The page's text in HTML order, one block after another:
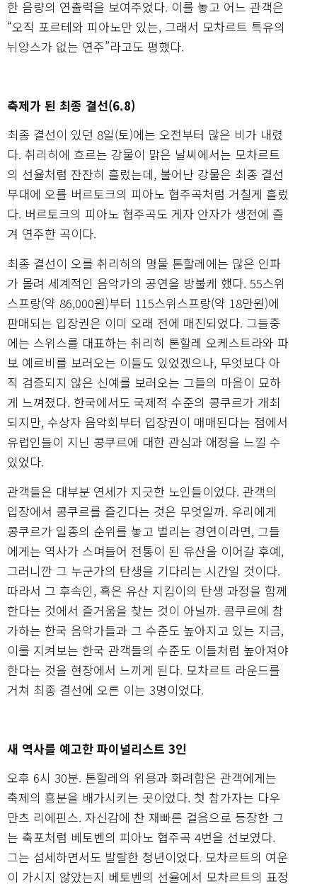
한 음량의 연출력을 보여주었다. 이를 놓고 어느 관객은
“오직 포르테와 피아노만 있는, 그래서 모차르트 특유의
뉘앙스가 없는 연주”라고도 평했다.
축제가 된 최종 결선(6.8)
최종 결선이 있던 8일(토)에는 오전부터 많은 비가 내렸
다. 취리히에 흐르는 강물이 맑은 날씨에서는 모차르트
의 선율처럼 잔잔히 흘렀는데, 불어난 강물은 최종 결선
무대에 오를 버르토크의 피아노 협주곡처럼 거칠게 흘렀
다. 버르토크의 피아노 협주곡도 게자 안자가 생전에 즐
겨 연주한 곡이다.
최종 결선이 오를 취리히의 명물 톤할레에는 많은 인파
가 몰려 세계적인 음악가의 공연을 방불케 했다. 55스위
스프랑(약 86,000원)부터 115스위스프랑(약 18만원)에
판매되는 입장권은 이미 오래 전에 매진되었다. 그들중
에는 스위스를 대표하는 취리히 톤할레 오케스트라와 파
보 예르비를 보러오는 이들도 있었겠으나, 무엇보다 아
직 검증되지 않은 신예를 보러오는 그들의 마음이 묘하
게 느껴졌다. 한국에서도 국제적 수준의 콩쿠르가 개최
되지만, 수상자 음악회부터 입장권이 매매된다는 점에서
유럽인들이 지닌 콩쿠르에 대한 관심과 애정을 느낄 수
있었다.
관객들은 대부분 연세가 지긋한 노인들이었다. 관객의
입장에서 콩쿠르를 즐긴다는 것은 무엇일까. 우리에게
콩쿠르가 일종의 순위를 놓고 벌리는 경연이라면, 그들
에게는 역사가 스며들어 전통이 된 유산을 이어갈 후예,
그러니깐 그 누군가의 탄생을 기다리는 시간일 것이다.
따라서 그 후속인, 혹은 유산 지킴이의 탄생 과정을 함께
한다는 것에서 즐거움을 찾는 것이 아닐까. 콩쿠르에 참
가하는 한국 음악가들과 그 수준도 높아지고 있는 지금,
이를 지켜보는 한국 관객들의 수준도 이들처럼 높아져야
한다는 것을 현장에서 느끼게 된다. 모차르트 라운드를
거쳐 최종 결선에 오른 이는 3명이었다.
새 역사를 예고한 파이널리스트 3인
오후 6시 30분. 톤할레의 위용과 화려함은 관객에게는
축제의 흥분을 배가시키는 곳이었다. 첫 참가자는 다우
만츠 리에핀스. 자신감에 찬 재빠른 걸음으로 등장한 그
는 축포처럼 베토벤의 피아노 협주곡 4번을 선보였다.
그는 섬세하면서도 발랄한 청년이었다. 모차르트의 여운
이 가시지 않았는지 베토벤의 선율에서 모차르트의 표정